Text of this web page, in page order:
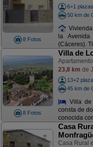
8 Fotos
6+1 plazas
50 km de
la
(Cáceres).
8 Fotos
Villa de
23,8 km de
13+2
45 km de
Villa de
consta de
conocida
Casa
Casa Rural